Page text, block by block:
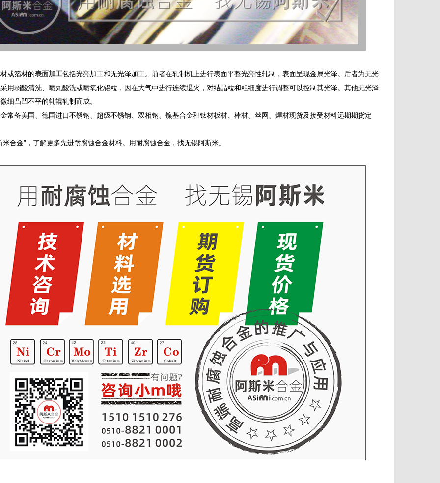
或箔材的表面加工包括光亮加工和无光泽加工。前者在轧制机上进行表面平整光亮性轧制，表面呈现金属光泽。后者为无光
用弱酸清洗、喷丸酸洗或喷氧化铝粒，因在大气中进行连续退火，对结晶粒和粗细度进行调整可以控制其光泽。其他无光泽
细凸凹不平的轧辊轧制而成。
常备美国、德国进口不锈钢、超级不锈钢、双相钢、镍基合金和钛材板材、棒材、丝网、焊材现货及接受材料远期期货定
米合金”，了解更多先进耐腐蚀合金材料。用耐腐蚀合金，找无锡阿斯米。